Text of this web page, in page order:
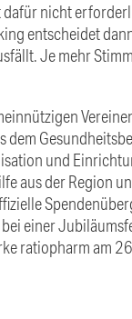
dafür nicht
entscheidet
Je mehr
dem
und
aus der Region
einer
ratiopharm am